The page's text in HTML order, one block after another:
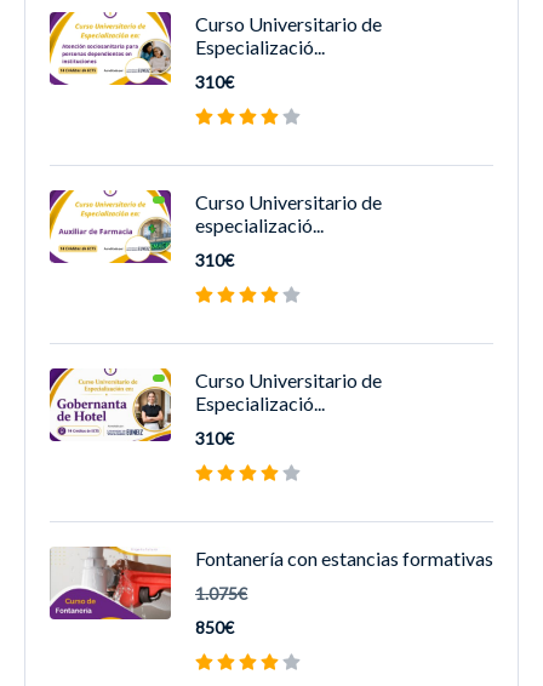
Curso Universitario de
Especializació...
310€
Curso Universitario de
especializació...
310€
Curso Universitario de
Especializació...
310€
Fontanería con estancias formativas
1.075€
850€